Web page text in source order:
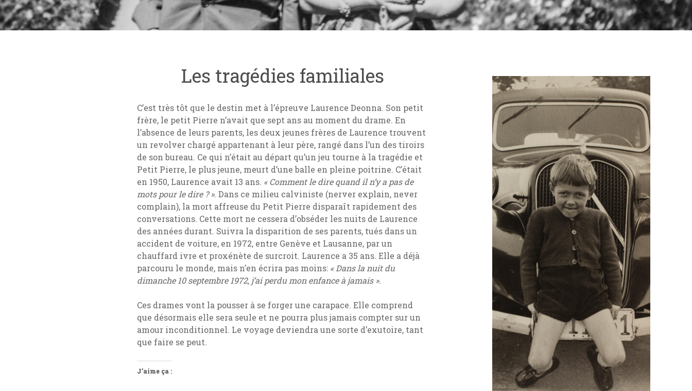
Les tragédies familiales
C’est très tôt que le destin met à l’épreuve Laurence Deonna. Son petit
frère, le petit Pierre n’avait que sept ans au moment du drame. En
l’absence de leurs parents, les deux jeunes frères de Laurence trouvent
un revolver chargé appartenant à leur père, rangé dans l’un des tiroirs
de son bureau. Ce qui n’était au départ qu’un jeu tourne à la tragédie et
Petit Pierre, le plus jeune, meurt d’une balle en pleine poitrine. C’était
en 1950, Laurence avait 13 ans. « Comment le dire quand il n’y a pas de
mots pour le dire ? ». Dans ce milieu calviniste (nerver explain, never
complain), la mort affreuse du Petit Pierre disparaît rapidement des
conversations. Cette mort ne cessera d’obséder les nuits de Laurence
des années durant. Suivra la disparition de ses parents, tués dans un
accident de voiture, en 1972, entre Genève et Lausanne, par un
chauffard ivre et proxénète de surcroit. Laurence a 35 ans. Elle a déjà
parcouru le monde, mais n’en écrira pas moins: « Dans la nuit du
dimanche 10 septembre 1972, j’ai perdu mon enfance à jamais ».
Ces drames vont la pousser à se forger une carapace. Elle comprend
que désormais elle sera seule et ne pourra plus jamais compter sur un
amour inconditionnel. Le voyage deviendra une sorte d’exutoire, tant
que faire se peut.
J’aime ça :